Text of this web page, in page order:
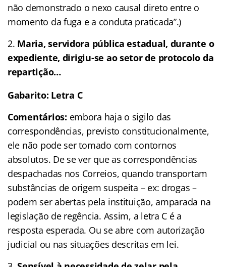
não demonstrado o nexo causal direto entre o
momento da fuga e a conduta praticada”.)
Maria, servidora pública estadual, durante o
expediente, dirigiu-se ao setor de protocolo da
repartição…
Gabarito: Letra C
Comentários: embora haja o sigilo das
correspondências, previsto constitucionalmente,
ele não pode ser tomado com contornos
absolutos. De se ver que as correspondências
despachadas nos Correios, quando transportam
substâncias de origem suspeita – ex: drogas –
podem ser abertas pela instituição, amparada na
legislação de regência. Assim, a letra C é a
resposta esperada. Ou se abre com autorização
judicial ou nas situações descritas em lei.